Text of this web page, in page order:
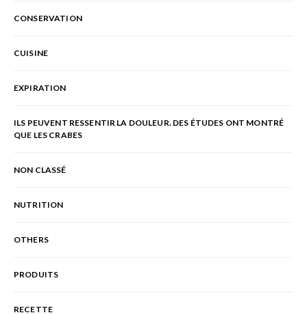
CONSERVATION
CUISINE
EXPIRATION
ILS PEUVENT RESSENTIR LA DOULEUR. DES ÉTUDES ONT MONTRÉ
QUE LES CRABES
NON CLASSÉ
NUTRITION
OTHERS
PRODUITS
RECETTE